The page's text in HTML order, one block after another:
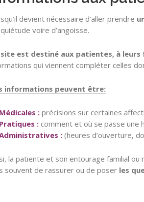
devient nécessaire d’aller prendre
voire d’angoisse.
site est destiné aux patientes, à
qui viennent compléter celles
informations peuvent être:
Médicales : précisions sur certaines
Pratiques : comment et où se passe une
: (heures d’ouverture,
la patiente et son entourage familial
souvent de rassurer ou de poser les